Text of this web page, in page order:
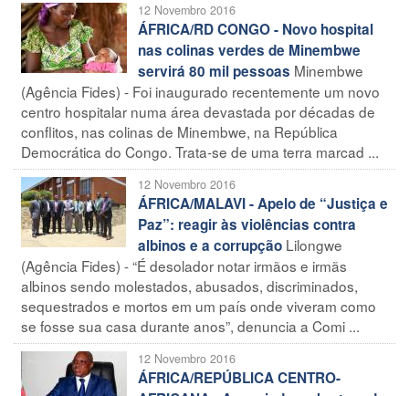
12 Novembro 2016
ÁFRICA/RD CONGO - Novo hospital
nas colinas verdes de Minembwe
servirá 80 mil pessoas Minembwe
(Agência Fides) - Foi inaugurado recentemente um novo
centro hospitalar numa área devastada por décadas de
conflitos, nas colinas de Minembwe, na República
Democrática do Congo. Trata-se de uma terra marcad ...
12 Novembro 2016
ÁFRICA/MALAVI - Apelo de “Justiça e
Paz”: reagir às violências contra
albinos e a corrupção Lilongwe
(Agência Fides) - “É desolador notar irmãos e irmãs
albinos sendo molestados, abusados, discriminados,
sequestrados e mortos em um país onde viveram como
se fosse sua casa durante anos”, denuncia a Comi ...
12 Novembro 2016
ÁFRICA/REPÚBLICA CENTRO-